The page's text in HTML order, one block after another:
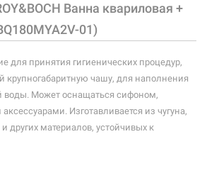
210 л
пристенный
прямоугольная
Ванна квариловая +
01)
для принятия гигиенических процедур,
крупногабаритную чашу, для наполнения
воды. Может оснащаться сифоном,
Изготавливается из чугуна,
других материалов, устойчивых к